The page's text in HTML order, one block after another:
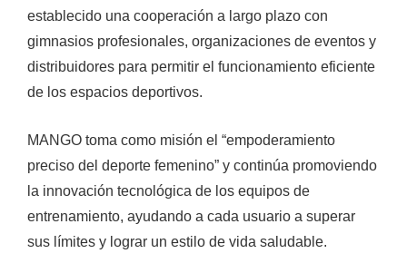
establecido una cooperación a largo plazo con
gimnasios profesionales, organizaciones de eventos y
distribuidores para permitir el funcionamiento eficiente
de los espacios deportivos.
MANGO toma como misión el “empoderamiento
preciso del deporte femenino” y continúa promoviendo
la innovación tecnológica de los equipos de
entrenamiento, ayudando a cada usuario a superar
sus límites y lograr un estilo de vida saludable.